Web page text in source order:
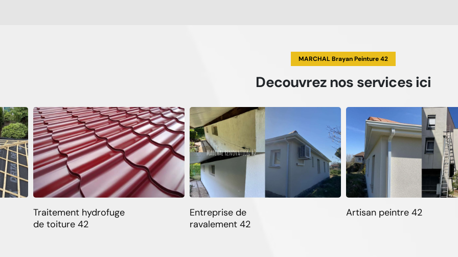
MARCHAL Brayan Peinture 42
Decouvreznos servicesici
Traitement hydrofuge
de toiture 42
Entreprise de
ravalement 42
Artisan peintre 42